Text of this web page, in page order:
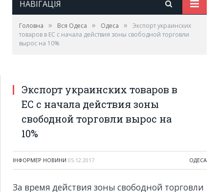
НАВІГАЦІЯ
Головна » Вся Одеса » Одеса »
Экспорт украинских
товаров в ЕС с начала действия зоны свободной торговли
вырос на 10%
Экспорт украинских товаров в
ЕС с начала действия зоны
свободной торговли вырос на
10%
ІНФОРМЕР НОВИНИ 05.12.2017 ОДЕСА
За время действия зоны свободной торговли